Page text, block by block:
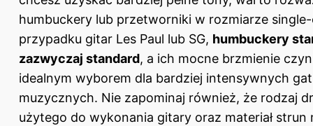
humbuckery lub przetworniki w rozmiarze
przypadku gitar Les Paul lub SG, humbuckery
zazwyczaj standard, a ich mocne brzmienie
idealnym wyborem dla bardziej intensywnych
muzycznych. Nie zapominaj również, że rodzaj
użytego do wykonania gitary oraz materiał strun